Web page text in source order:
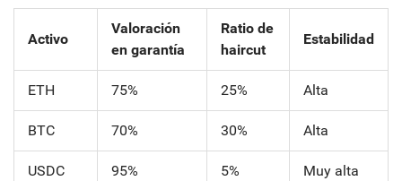
Activo
Valoración
en garantía
Ratio de
haircut
Estabilidad
ETH 75% 25% Alta
BTC 70% 30% Alta
USDC 95% 5% Muy alta